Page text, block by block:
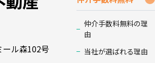
ール森102号
仲介手数料無料の理
由
当社が選ばれる理由